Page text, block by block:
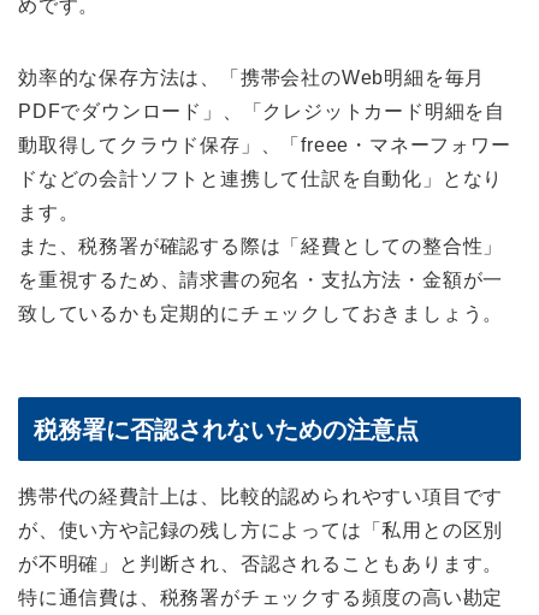
めです。
効率的な保存方法は、「携帯会社のWeb明細を毎月
PDFでダウンロード」、「クレジットカード明細を自
動取得してクラウド保存」、「freee・マネーフォワー
ドなどの会計ソフトと連携して仕訳を自動化」となり
ます。
また、税務署が確認する際は「経費としての整合性」
を重視するため、請求書の宛名・支払方法・金額が一
致しているかも定期的にチェックしておきましょう。
税務署に否認されないための注意点
携帯代の経費計上は、比較的認められやすい項目です
が、使い方や記録の残し方によっては「私用との区別
が不明確」と判断され、否認されることもあります。
特に通信費は、税務署がチェックする頻度の高い勘定